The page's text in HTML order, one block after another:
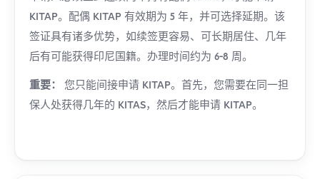
KITAP。配偶 KITAP 有效期为 5 年，并可选择延期。该
签证具有诸多优势，如续签更容易、可长期居住、几年
后有可能获得印尼国籍。办理时间约为 6-8 周。
重要：
您只能间接申请 KITAP。首先，您需要在同一担
保人处获得几年的 KITAS，然后才能申请 KITAP。